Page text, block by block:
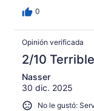
0
Opinión verificada
2/10 Terrible
Nasser
30 dic. 2025
No le gustó: